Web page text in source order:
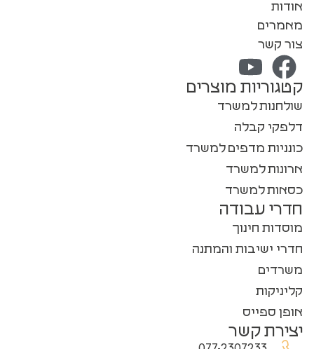
אודות
מאמרים
צור קשר
קטגוריות מוצרים
שולחנות למשרד
דלפקי קבלה
כונניות מדפים למשרד
ארונות למשרד
כסאות למשרד
חדרי עבודה
מוסדות חינוך
חדרי ישיבות והמתנה
משרדים
קליניקות
אופן ספייס
יצירת קשר